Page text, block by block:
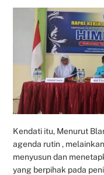
Kendati itu, Menurut
agenda rutin ,
menyusun dan
yang berpihak pada